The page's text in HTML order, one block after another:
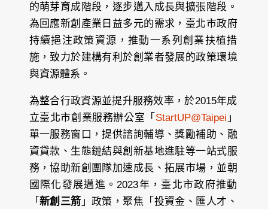
的萌芽育成階段，逐步邁入成長與擴張階段。
為回應新創產業日益多元的需求，臺北市政府
持續挹注政策資源，推動一系列創業扶植措
施，致力於建構有利於創業者發展的政策環境
與資源體系。
為整合行政資源並提升服務效率，於2015年成
立臺北市創業服務辦公室「 StartUP@Taipei 」
單一服務窗口，提供諮詢輔導、獎勵補助、融
資貸款、生態鏈結與創新基地進駐等一站式服
務，協助新創團隊加速成長、拓展市場，並朝
國際化發展邁進。2023年，臺北市政府推動
「 新創三箭 」政策，聚焦「投資金、匯人才、